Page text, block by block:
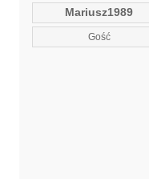
Mariusz1989
Gość